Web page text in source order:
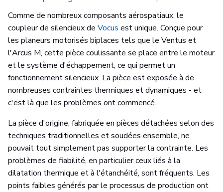
Comme de nombreux composants aérospatiaux, le
coupleur de silencieux de Vocus est unique. Conçue pour
les planeurs motorisés biplaces tels que le Ventus et
l'Arcus M, cette pièce coulissante se place entre le moteur
et le système d'échappement, ce qui permet un
fonctionnement silencieux. La pièce est exposée à de
nombreuses contraintes thermiques et dynamiques - et
c'est là que les problèmes ont commencé.
La pièce d'origine, fabriquée en pièces détachées selon des
techniques traditionnelles et soudées ensemble, ne
pouvait tout simplement pas supporter la contrainte. Les
problèmes de fiabilité, en particulier ceux liés à la
dilatation thermique et à l'étanchéité, sont fréquents. Les
points faibles générés par le processus de production ont